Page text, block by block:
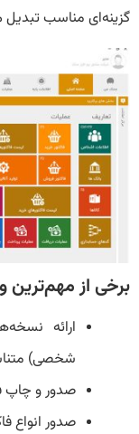
گزینه‌ای مناسب تبدیل
برخی از مهم‌ترین
ارائه
شخصی)
صدور و چاپ
صدور انواع